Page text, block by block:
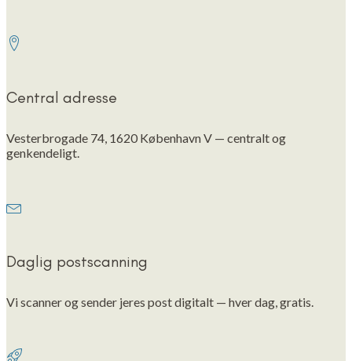
Central adresse
Vesterbrogade 74, 1620 København V — centralt og
genkendeligt.
Daglig postscanning
Vi scanner og sender jeres post digitalt — hver dag, gratis.